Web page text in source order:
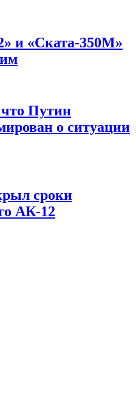
и «Ската-350М»
Путин
о ситуации
сроки
АК-12